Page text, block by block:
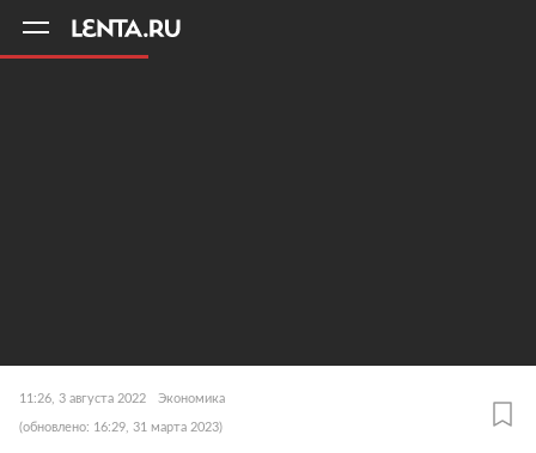
11:26, 3 августа 2022 Экономика
(обновлено: 16:29, 31 марта 2023)